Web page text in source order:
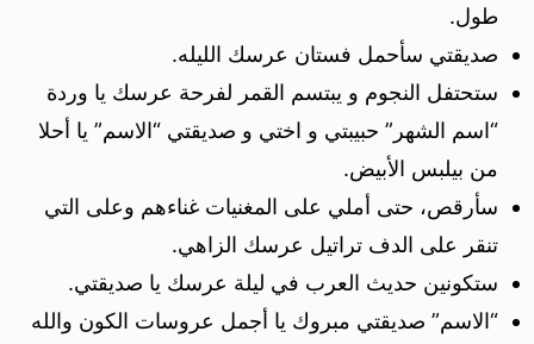
طول.
صديقتي سأحمل فستان عرسك الليله.
ستحتفل النجوم و يبتسم القمر لفرحة عرسك يا وردة
“اسم الشهر” حبيبتي و اختي و صديقتي “الاسم” يا أحلا
من بيلبس الأبيض.
سأرقص، حتى أملي على المغنيات غناءهم وعلى التي
تنقر على الدف تراتيل عرسك الزاهي.
ستكونين حديث العرب في ليلة عرسك يا صديقتي.
“الاسم” صديقتي مبروك يا أجمل عروسات الكون والله